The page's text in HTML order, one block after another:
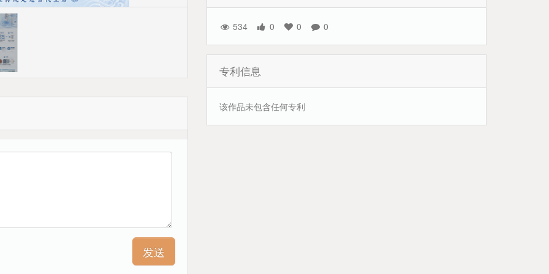
534 0 0 0
专利信息
该作品未包含任何专利